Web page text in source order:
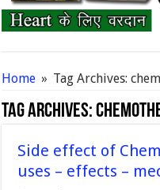
Home » Tag Archives:
Tag Archives:
Side effect of
uses – effects –